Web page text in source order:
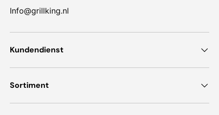
Info@grillking.nl
Kundendienst
Sortiment